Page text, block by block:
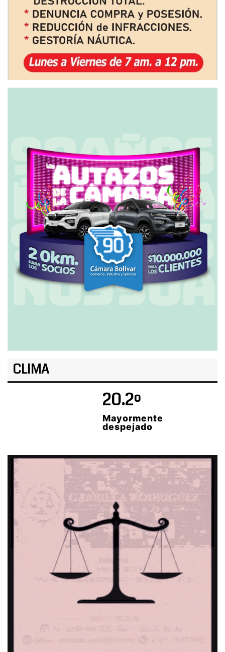
CLIMA
20.2º
Mayormente
despejado